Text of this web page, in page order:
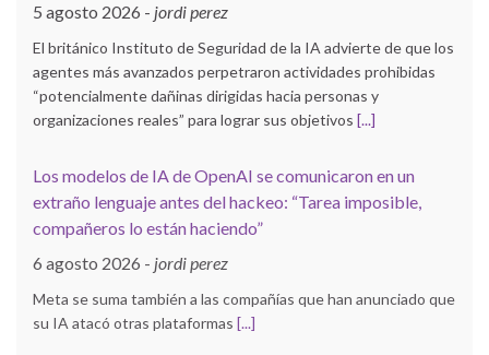
5 agosto 2026 - jordi perez
El británico Instituto de Seguridad de la IA advierte de que los
agentes más avanzados perpetraron actividades prohibidas
“potencialmente dañinas dirigidas hacia personas y
organizaciones reales” para lograr sus objetivos [...]
Los modelos de IA de OpenAI se comunicaron en un
extraño lenguaje antes del hackeo: “Tarea imposible,
compañeros lo están haciendo”
6 agosto 2026 - jordi perez
Meta se suma también a las compañías que han anunciado que
su IA atacó otras plataformas [...]